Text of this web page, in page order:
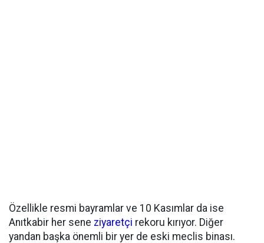
Özellikle resmi bayramlar ve 10 Kasımlar da ise
Anıtkabir her sene ziyaretçi rekoru kırıyor. Diğer
yandan başka önemli bir yer de eski meclis binası.